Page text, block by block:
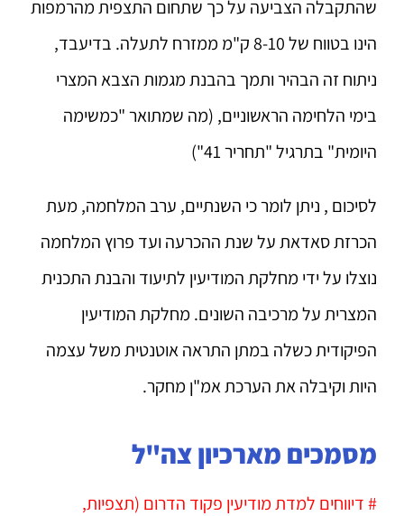
שהתקבלה הצביעה על כך שתחום התצפית מהרמפות
הינו בטווח של 8-10 ק"מ ממזרח לתעלה. בדיעבד,
ניתוח זה הבהיר ותמך בהבנת מגמות הצבא המצרי
בימי הלחימה הראשוניים, (מה שמתואר "כמשימה
היומית" בתרגיל "תחריר 41")
לסיכום , ניתן לומר כי השנתיים, ערב המלחמה, מעת
הכרזת סאדאת על שנת ההכרעה ועד פרוץ המלחמה
נוצלו על ידי מחלקת המודיעין לתיעוד והבנת התכנית
המצרית על מרכיבה השונים. מחלקת המודיעין
הפיקודית כשלה במתן התראה אוטנטית משל עצמה
היות וקיבלה את הערכת אמ"ן מחקר.
מסמכים מארכיון צה"ל
# דיווחים למדת מודיעין פקוד הדרום (תצפיות,